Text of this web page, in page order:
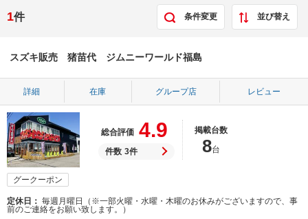
1件 条件変更 並び替え
スズキ販売 猪苗代 ジムニーワールド福島
詳細 在庫 グループ店 レビュー
総合評価 4.9
件数 3件
掲載台数
8台
グークーポン
定休日
毎週月曜日（※一部火曜・水曜・木曜のお休みがございますので、事
前のご連絡をお願い致します。）